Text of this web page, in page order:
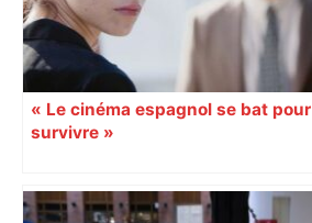
« Le cinéma espagnol se bat pour
survivre »